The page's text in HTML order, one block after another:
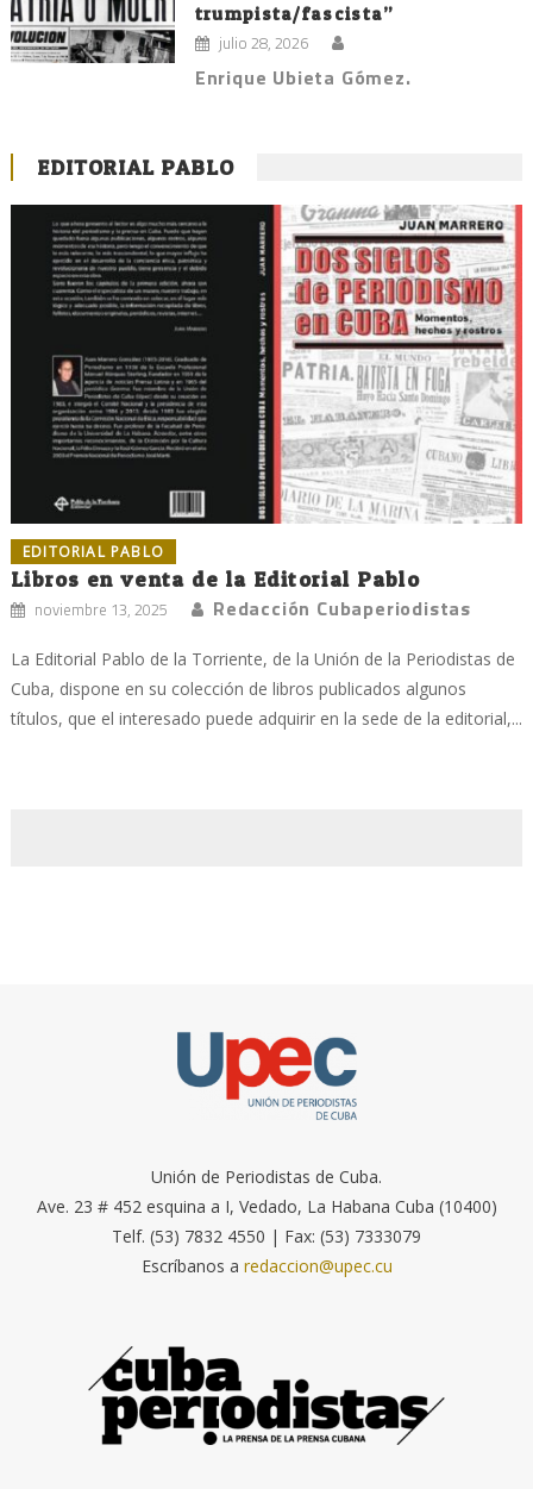
trumpista/fascista”
julio 28, 2026
Enrique Ubieta Gómez.
EDITORIAL PABLO
EDITORIAL PABLO
Libros en venta de la Editorial Pablo
noviembre 13, 2025 Redacción Cubaperiodistas
La Editorial Pablo de la Torriente, de la Unión de la Periodistas de
Cuba, dispone en su colección de libros publicados algunos
títulos, que el interesado puede adquirir en la sede de la editorial,...
Unión de Periodistas de Cuba.
Ave. 23 # 452 esquina a I, Vedado, La Habana Cuba (10400)
Telf. (53) 7832 4550 | Fax: (53) 7333079
Escríbanos a redaccion@upec.cu